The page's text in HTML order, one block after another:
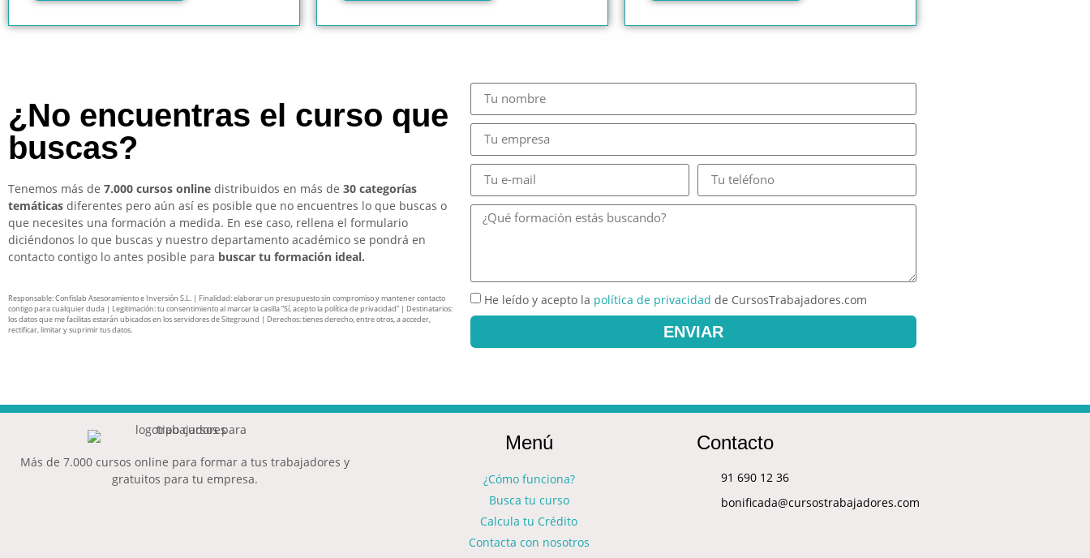
¿No encuentras el curso que
buscas?
Tenemos más de 7.000 cursos online distribuidos en más de 30 categorías
temáticas diferentes pero aún así es posible que no encuentres lo que buscas o
que necesites una formación a medida. En ese caso, rellena el formulario
diciéndonos lo que buscas y nuestro departamento académico se pondrá en
contacto contigo lo antes posible para buscar tu formación ideal.
Responsable: Confislab Asesoramiento e Inversión S.L. | Finalidad: elaborar un presupuesto sin compromiso y mantener contacto
contigo para cualquier duda | Legitimación: tu consentimiento al marcar la casilla “Sí, acepto la política de privacidad” | Destinatarios:
los datos que me facilitas estarán ubicados en los servidores de Siteground | Derechos: tienes derecho, entre otros, a acceder,
rectificar, limitar y suprimir tus datos.
He leído y acepto la política de privacidad de CursosTrabajadores.com
ENVIAR
Más de 7.000 cursos online para formar a tus trabajadores y
gratuitos para tu empresa.
Menú
¿Cómo funciona?
Busca tu curso
Calcula tu Crédito
Contacta con nosotros
Contacto
91 690 12 36
bonificada@cursostrabajadores.com